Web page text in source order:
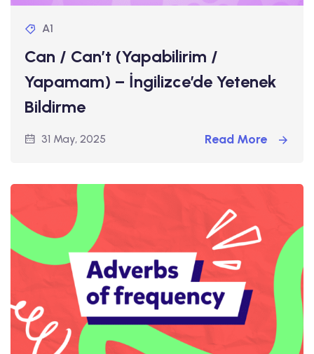
A1
Can / Can’t (Yapabilirim /
Yapamam) – İngilizce’de Yetenek
Bildirme
31 May, 2025 Read More